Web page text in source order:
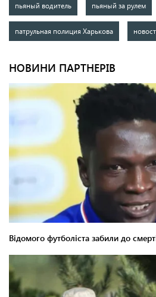
пьяный водитель пьяный за рулем
патрульная полиция Харькова